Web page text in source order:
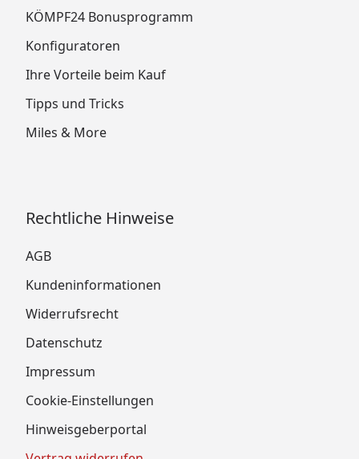
KÖMPF24 Bonusprogramm
Konfiguratoren
Ihre Vorteile beim Kauf
Tipps und Tricks
Miles & More
Rechtliche Hinweise
AGB
Kundeninformationen
Widerrufsrecht
Datenschutz
Impressum
Cookie-Einstellungen
Hinweisgeberportal